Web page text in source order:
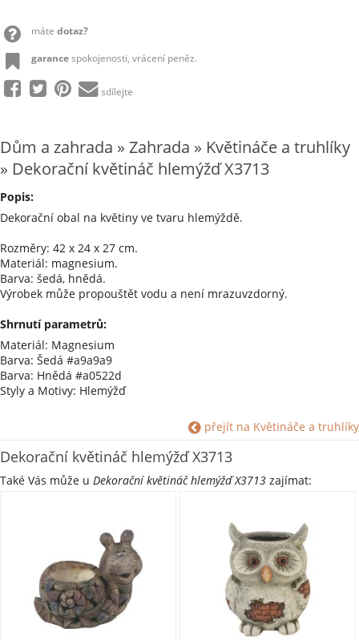
máte dotaz?
garancespokojenosti, vrácení peněz.
sdílejte
Dům a zahrada » Zahrada » Květináče a truhlíky
» Dekorační květináč hlemýžď X3713
Popis:
Dekorační obal na květiny ve tvaru hlemýždě.
Rozměry: 42 x 24 x 27 cm.
Materiál: magnesium.
Barva: šedá, hnědá.
Výrobek může propouštět vodu a není mrazuvzdorný.
Shrnutí parametrů:
Materiál: Magnesium
Barva: Šedá #a9a9a9
Barva: Hnědá #a0522d
Styly a Motivy: Hlemýžď
přejít na Květináče a truhlíky
Dekorační květináč hlemýžď X3713
Také Vás může u Dekorační květináč hlemýžď X3713 zajímat: